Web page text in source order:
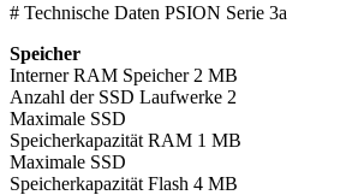
# Technische Daten PSION Serie 3a
Speicher
Interner RAM Speicher 2 MB
Anzahl der SSD Laufwerke 2
Maximale SSD
Speicherkapazität RAM 1 MB
Maximale SSD
Speicherkapazität Flash 4 MB